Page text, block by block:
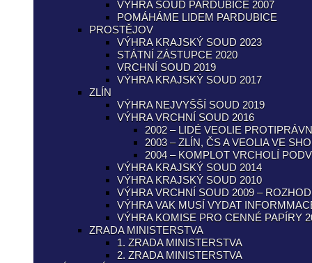
VÝHRA SOUD PARDUBICE 2007
POMÁHÁME LIDEM PARDUBICE
PROSTĚJOV
VÝHRA KRAJSKÝ SOUD 2023
STÁTNÍ ZÁSTUPCE 2020
VRCHNÍ SOUD 2019
VÝHRA KRAJSKÝ SOUD 2017
ZLÍN
VÝHRA NEJVYŠŠÍ SOUD 2019
VÝHRA VRCHNÍ SOUD 2016
2002 – LIDÉ VEOLIE
2003 – ZLÍN, ČS A VEOLIA VE
2004 – KOMPLOT VRCHOLÍ
VÝHRA KRAJSKÝ SOUD 2014
VÝHRA KRAJSKÝ SOUD 2010
VÝHRA VRCHNÍ SOUD 2009 –
VÝHRA VAK MUSÍ VYDAT
VÝHRA KOMISE PRO CENNÉ PAPÍRY
ZRADA MINISTERSTVA
1. ZRADA MINISTERSTVA
2. ZRADA MINISTERSTVA